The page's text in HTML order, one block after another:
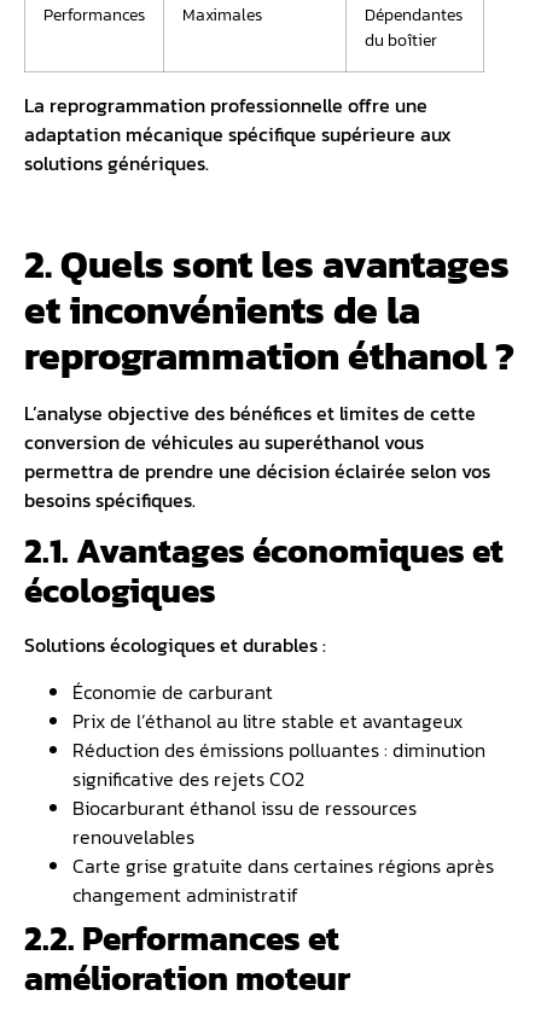
Performances Maximales
Dépendantes
du boîtier
La reprogrammation professionnelle offre une
adaptation mécanique spécifique supérieure aux
solutions génériques.
2. Quels sont les avantages
et inconvénients de la
reprogrammation éthanol ?
L’analyse objective des bénéfices et limites de cette
conversion de véhicules au superéthanol vous
permettra de prendre une décision éclairée selon vos
besoins spécifiques.
2.1. Avantages économiques et
écologiques
Solutions écologiques et durables :
Économie de carburant
Prix de l’éthanol au litre stable et avantageux
Réduction des émissions polluantes : diminution
significative des rejets CO2
Biocarburant éthanol issu de ressources
renouvelables
Carte grise gratuite dans certaines régions après
changement administratif
2.2. Performances et
amélioration moteur